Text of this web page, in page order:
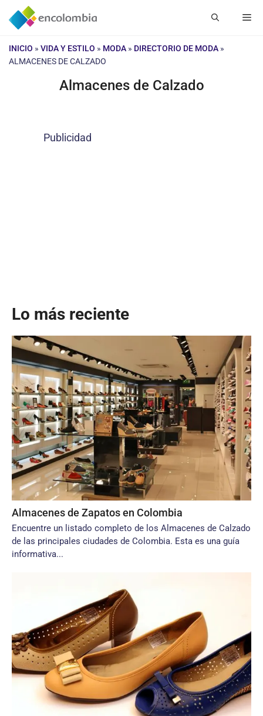
Saltar
INICIO » VIDA Y ESTILO » MODA » DIRECTORIO DE MODA »
ALMACENES DE CALZADO
Almacenes de Calzado
Publicidad
Lo más reciente
Almacenes de Zapatos en Colombia
Encuentre un listado completo de los Almacenes de Calzado
de las principales ciudades de Colombia. Esta es una guía
informativa...